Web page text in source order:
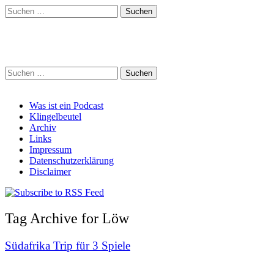
Suchen
nach:
Suchen
nach:
Main
menu
Skip
content
Was ist ein Podcast
Klingelbeutel
Archiv
Links
Impressum
Datenschutzerklärung
Disclaimer
Tag Archive for Löw
Südafrika Trip für 3 Spiele